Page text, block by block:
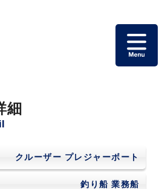
会社概要
よくあるご質問
細
クルーザー プレジャーボート
釣り船 業務船